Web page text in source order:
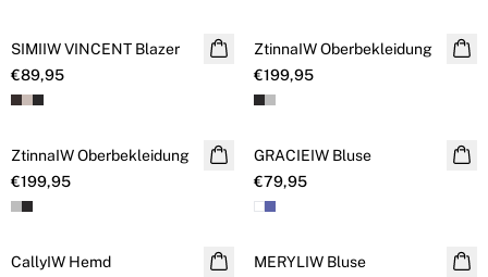
NEUHEITEN
SIMIIW VINCENT Blazer
€89,95
NEUHEITEN
ZtinnaIW Oberbekleidung
€199,95
NEUHEITEN
ZtinnaIW Oberbekleidung
€199,95
NEUHEITEN
GRACIEIW Bluse
€79,95
NEUHEITEN
CallyIW Hemd
NEUHEITEN
MERYLIW Bluse